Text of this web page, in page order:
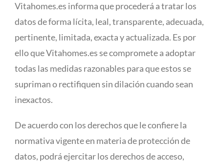
Vitahomes.es informa que procederá a tratar los
datos de forma lícita, leal, transparente, adecuada,
pertinente, limitada, exacta y actualizada. Es por
ello que Vitahomes.es se compromete a adoptar
todas las medidas razonables para que estos se
supriman o rectifiquen sin dilación cuando sean
inexactos.
De acuerdo con los derechos que le confiere la
normativa vigente en materia de protección de
datos, podrá ejercitar los derechos de acceso,